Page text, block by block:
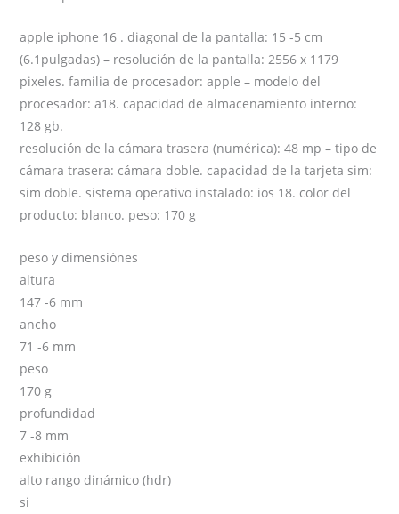
apple iphone 16 . diagonal de la pantalla: 15 -5 cm
(6.1pulgadas) – resolución de la pantalla: 2556 x 1179
pixeles. familia de procesador: apple – modelo del
procesador: a18. capacidad de almacenamiento interno:
128 gb.
resolución de la cámara trasera (numérica): 48 mp – tipo de
cámara trasera: cámara doble. capacidad de la tarjeta sim:
sim doble. sistema operativo instalado: ios 18. color del
producto: blanco. peso: 170 g
peso y dimensiónes
altura
147 -6 mm
ancho
71 -6 mm
peso
170 g
profundidad
7 -8 mm
exhibición
alto rango dinámico (hdr)
si